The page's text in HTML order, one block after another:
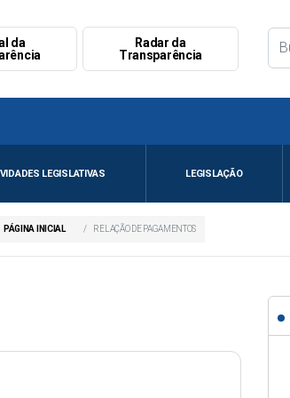
da
Radar da
Transparência
LEGISLATIVAS LEGISLAÇÃO
PÁGINA INICIAL RELAÇÃO DE PAGAMENTOS